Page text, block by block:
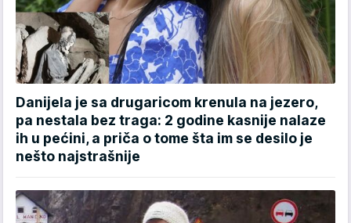
Danijela je sa drugaricom krenula na jezero,
pa nestala bez traga: 2 godine kasnije nalaze
ih u pećini, a priča o tome šta im se desilo je
nešto najstrašnije